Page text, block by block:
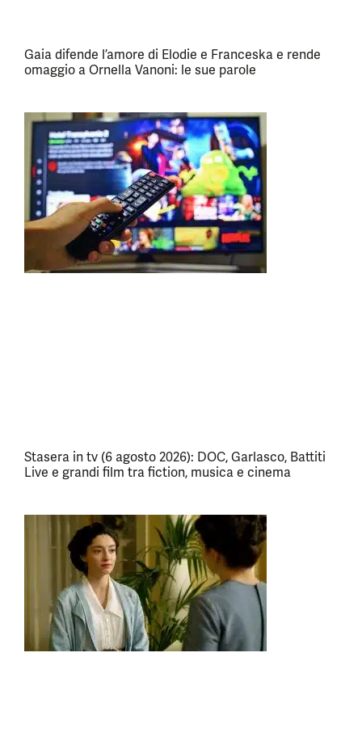
Gaia difende l’amore di Elodie e Franceska e rende
omaggio a Ornella Vanoni: le sue parole
Stasera in tv (6 agosto 2026): DOC, Garlasco, Battiti
Live e grandi film tra fiction, musica e cinema